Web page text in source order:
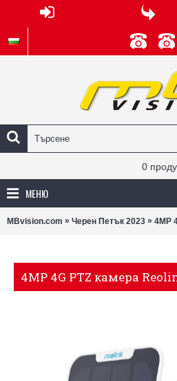
0
МЕНЮ
MBvision.com » Черен Петък 2023 » 4MP
4MP 4G PTZ камера